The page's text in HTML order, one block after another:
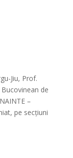
Jiu, Prof.
de
–
pe secțiuni